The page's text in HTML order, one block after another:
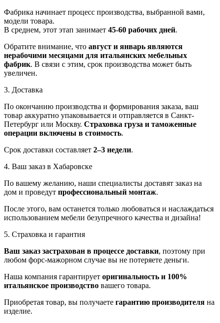
Фабрика начинает процесс производства, выбранной вами,
модели товара.
В среднем, этот этап занимает 45-60 рабочих дней.
Обратите внимание, что август и январь являются
нерабочими месяцами для итальянских мебельных
фабрик. В связи с этим, срок производства может быть
увеличен.
3. Доставка
По окончанию производства и формирования заказа, ваш
товар аккуратно упаковывается и отправляется в Санкт-
Петербург или Москву. Страховка груза и таможенные
операции включены в стоимость.
Срок доставки составляет 2–3 недели.
4. Ваш заказ в Хабаровске
По вашему желанию, наши специалисты доставят заказ на
дом и проведут профессиональный монтаж.
После этого, вам останется только любоваться и наслаждаться
использованием мебели безупречного качества и дизайна!
5. Страховка и гарантия
Ваш заказ застрахован в процессе доставки, поэтому при
любом форс-мажорном случае вы не потеряете деньги.
Наша компания гарантирует оригинальность и 100%
итальянское производство вашего товара.
Приобретая товар, вы получаете гарантию производителя на
изделие.